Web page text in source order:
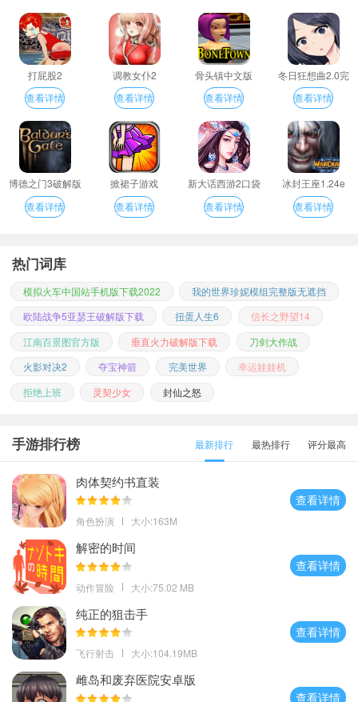
打屁股2
查看详情
调教女仆2
查看详情
骨头镇中文版
查看详情
冬日狂想曲2.0完
整汉化版
查看详情
博德之门3破解版
查看详情
掀裙子游戏
查看详情
新大话西游2口袋
版
查看详情
冰封王座1.24e
查看详情
热门词库
模拟火车中国站手机版下载2022
我的世界珍妮模组完整版无遮挡
欧陆战争5亚瑟王破解版下载
扭蛋人生6
信长之野望14
江南百景图官方版
垂直火力破解版下载
刀剑大作战
火影对决2
夺宝神箭 完美世界
幸运娃娃机
拒绝上班
灵契少女 封仙之怒
手游排行榜 最新排行 最热排行 评分最高
肉体契约书直装
角色扮演 大小:163M
查看详情
解密的时间
动作冒险 大小:75.02 MB
查看详情
纯正的狙击手
飞行射击 大小:104.19MB
查看详情
雌岛和废弃医院安卓版
查看详情